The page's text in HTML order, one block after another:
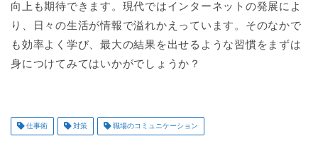
向上も期待できます。現代ではインターネットの発展によ
り、日々の生活が情報で溢れかえっています。そのなかで
も効率よく学び、最大の結果を出せるような習慣をまずは
身につけてみてはいかがでしょうか？
仕事術 対策 職場のコミュニケーション